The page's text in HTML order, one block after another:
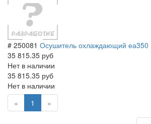
# 250081 Осушитель охлаждающий еа350
35 815.35 руб
Нет в наличии
35 815.35 руб
Нет в наличии
«
1 (current)
»